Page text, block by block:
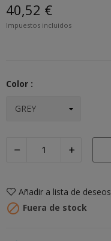
40,52 €
Impuestos incluidos
Color :
Añadir a lista de deseos
 Fuera de stock